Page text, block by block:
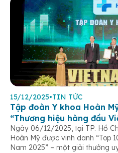
15/12/2025•TIN TỨC
Tập đoàn Y khoa Hoàn
“Thương hiệu hàng đầu
Ngày 06/12/2025, tại TP. Hồ
Hoàn Mỹ được vinh danh “Top
Nam 2025” – một giải thưởng